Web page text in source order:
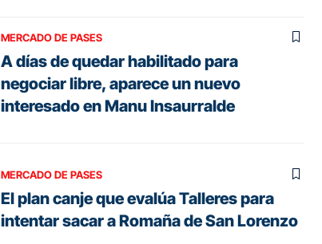
MERCADO DE PASES
A días de quedar habilitado para
negociar libre, aparece un nuevo
interesado en Manu Insaurralde
MERCADO DE PASES
El plan canje que evalúa Talleres para
intentar sacar a Romaña de San Lorenzo